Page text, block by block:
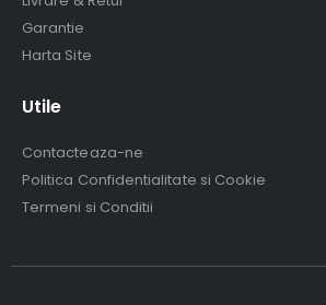
Garantie
Harta Site
Utile
Contacteaza-ne
Politica Confidentialitate si Cookie
Termeni si Conditii